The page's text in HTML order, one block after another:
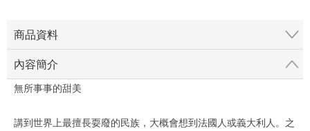
商品資料
內容簡介
無所事事的甜美
講到世界上最擅長耍廢的民族，大概會想到法國人或義大利人。之